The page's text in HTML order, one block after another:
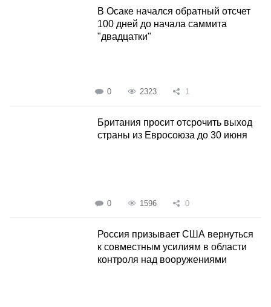
В Осаке начался обратный отсчет
100 дней до начала саммита
"двадцатки"
0 2323 1
Британия просит отсрочить выход
страны из Евросоюза до 30 июня
0 1596 0
Россия призывает США вернуться
к совместным усилиям в области
контроля над вооружениями